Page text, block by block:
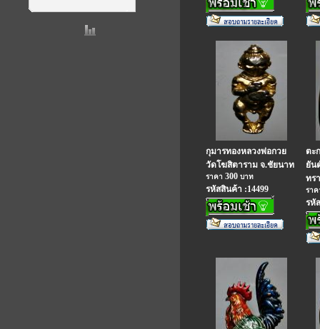
กุมารทองหลวงพ่อกวย
วัดโฆสิตาราม จ.ชัยนาท
ราคา 300 บาท
รหัสสินค้า :14499
ตะ
ยัน
ทร
รา
รหั